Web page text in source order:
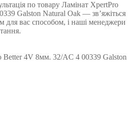
по товару Ламінат XpertPro
Galston Natural Oak — зв’яжіться
для вас способом, і наші менеджери
Better 4V 8мм. 32/AC 4 00339 Galston